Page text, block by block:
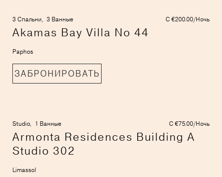
3 Спальни, 3 Ванные С €200.00/Ночь
Akamas Bay Villa No 44
Paphos
ЗАБРОНИРОВАТЬ
Studio, 1 Ванные С €75.00/Ночь
Armonta Residences Building A
Studio 302
Limassol